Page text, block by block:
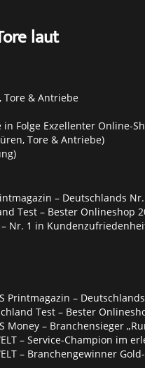
laut
Tore & Antriebe
in Folge Exzellenter Online-
Tore & Antriebe)
– Deutschlands
Test – Bester Onlineshop
– Nr. 1 in
Printmagazin –
Test – Bester
Money – Branchensieger
– Service-Champion im
– Branchengewinner